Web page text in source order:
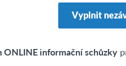
Vyplnit
informační schůzky